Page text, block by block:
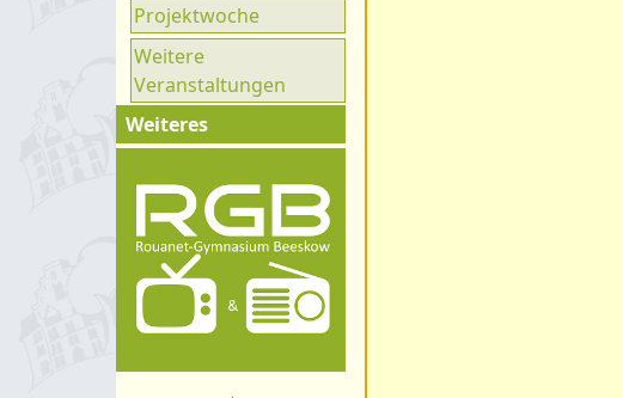
Projektwoche
Weitere
Veranstaltungen
Weiteres
Kontakt
Organigramm
Schulprogramm
Hygienekonzept